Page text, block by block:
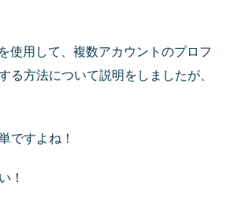
使用して、複数アカウントのプロフ
る方法について説明をしましたが、
ですよね！
！